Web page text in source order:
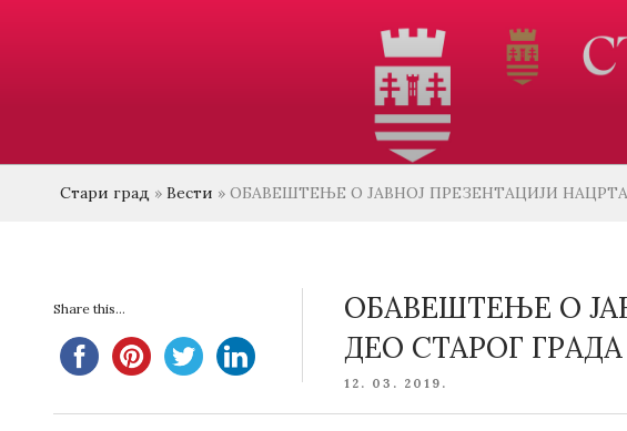
Стари град » Вести » ОБАВЕШТЕЊЕ О ЈАВНОЈ ПРЕЗЕНТАЦИЈИ
Share this...
ОБАВЕШТЕЊЕ О
ДЕО СТАРОГ ГРАДА
POSTED
12. 03. 2019.